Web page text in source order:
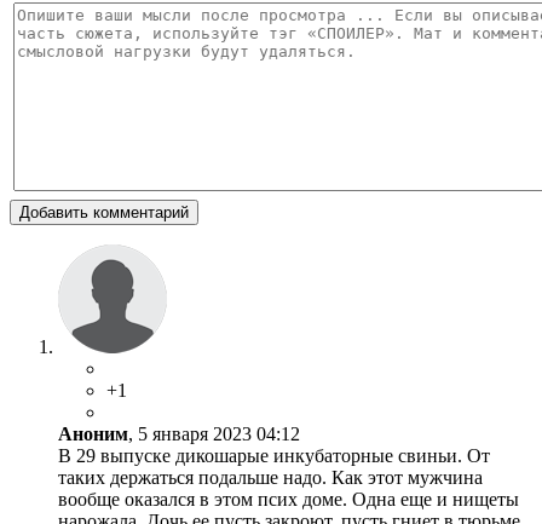
Добавить комментарий
+1
Аноним, 5 января 2023 04:12
В 29 выпуске дикошарые инкубаторные свиньи. От
таких держаться подальше надо. Как этот мужчина
вообще оказался в этом псих доме. Одна еще и нищеты